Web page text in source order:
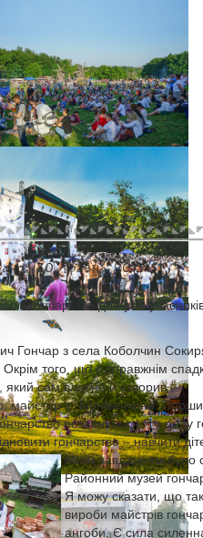
30 травня 2012
з гончарства для усіх
Гончар з села Коболчин
Окрім того, що є справжнім
який сам власне й створив.
майстер з Чернівеччини:
розвинулося.Я з
гончарство – навчити
Моїм завданням було
Районний музей
Я можу сказати, що
вироби майстрів
ангоби. Є сила